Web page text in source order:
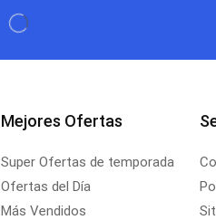
Mejores Ofertas
Super Ofertas de temporada
Ofertas del Día
Más Vendidos